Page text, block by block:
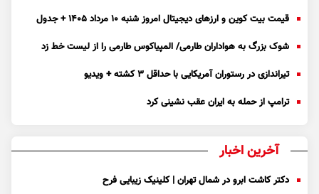
قیمت بیت کوین و ارز‌های دیجیتال امروز شنبه ۱۰ مرداد ۱۴۰۵ + جدول
شوک بزرگ به هواداران طارمی/ المپیاکوس طارمی را از لیست خط زد
تیراندازی در رستوران آمریکایی با حداقل ۳ کشته + ویدیو
ترامپ از حمله به ایران عقب نشینی کرد
آخرین اخبار
دکتر کاشت ابرو در شمال تهران | کلینیک زیبایی فرح